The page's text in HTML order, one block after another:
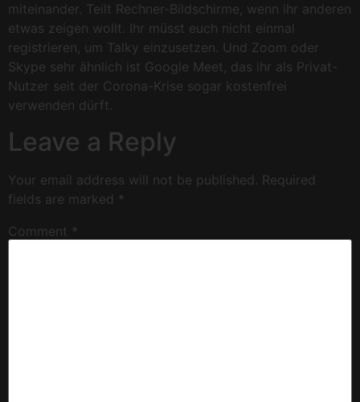
miteinander. Teilt Rechner-Bildschirme, wenn ihr anderen
etwas zeigen wollt. Ihr müsst euch nicht einmal
registrieren, um Talky einzusetzen. Und Zoom oder
Skype sehr ähnlich ist Google Meet, das ihr als Privat-
Nutzer seit der Corona-Krise sogar kostenfrei
verwenden dürft.
Leave a Reply
Your email address will not be published. Required
fields are marked *
Comment *